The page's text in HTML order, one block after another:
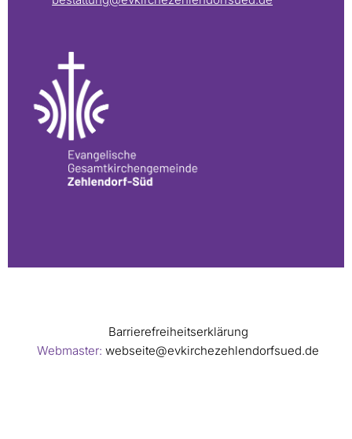
Barrierefreiheitserklärung
Webmaster: webseite@evkirchezehlendorfsued.de